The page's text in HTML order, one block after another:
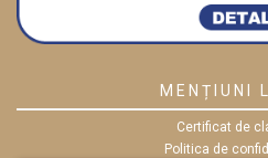
MENȚIUNI
Certificat de
Politica de